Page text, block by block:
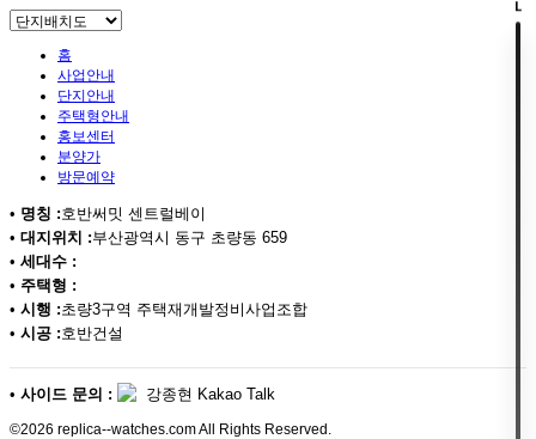
홈
사업안내
단지안내
주택형안내
홍보센터
분양가
방문예약
• 명칭 :호반써밋 센트럴베이
• 대지위치 :부산광역시 동구 초량동 659
• 세대수 :
• 주택형 :
• 시행 :초량3구역 주택재개발정비사업조합
• 시공 :호반건설
• 사이드 문의 : 강종현 Kakao Talk
©2026 replica--watches.com All Rights Reserved.